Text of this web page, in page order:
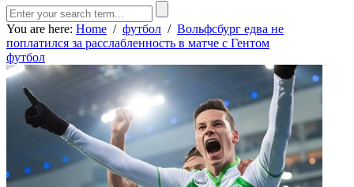
You are here: Home / футбол / Вольфсбург едва не
поплатился за расслабленность в матче с Гентом
футбол